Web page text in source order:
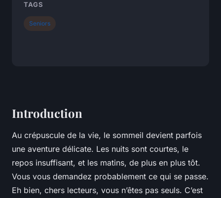
Introduction
Au crépuscule de la vie, le sommeil devient parfois
une aventure délicate. Les nuits sont courtes, le
repos insuffisant, et les matins, de plus en plus tôt.
Vous vous demandez probablement ce qui se passe.
Eh bien, chers lecteurs, vous n’êtes pas seuls. C’est
TAGS
Seniors